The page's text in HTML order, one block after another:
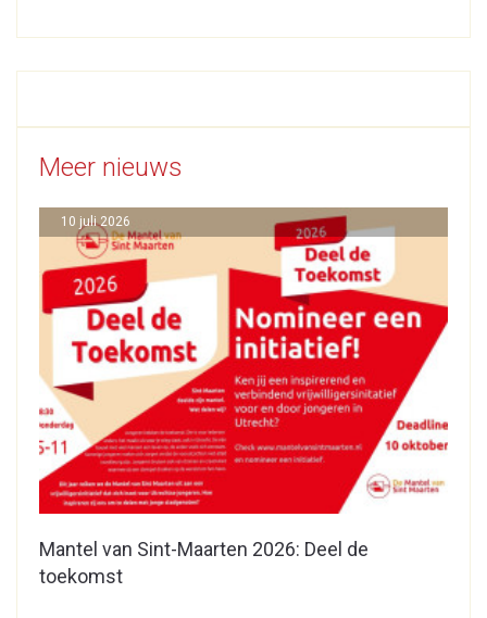
Meer nieuws
Mantel van Sint-Maarten 2026: Deel de
toekomst
10 juli 2026